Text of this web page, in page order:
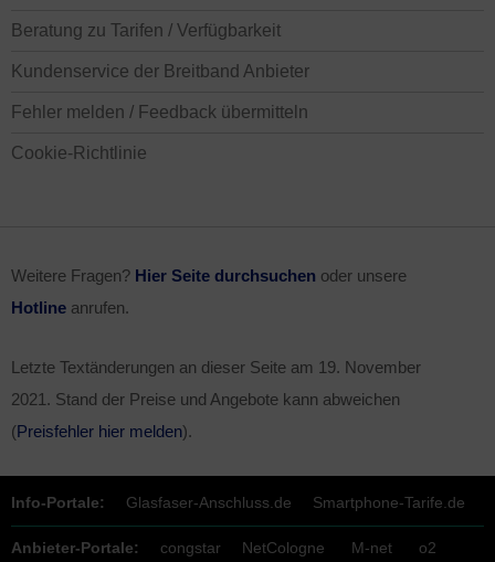
Beratung zu Tarifen / Verfügbarkeit
Kundenservice der Breitband Anbieter
Fehler melden / Feedback übermitteln
Cookie-Richtlinie
Weitere Fragen? Hier Seite durchsuchen oder unsere
Hotline anrufen.
Letzte Textänderungen an dieser Seite am 19. November
2021 . Stand der Preise und Angebote kann abweichen
(Preisfehler hier melden).
Info-Portale: Glasfaser-Anschluss.de Smartphone-Tarife.de
Anbieter-Portale: congstar NetCologne M-net o2